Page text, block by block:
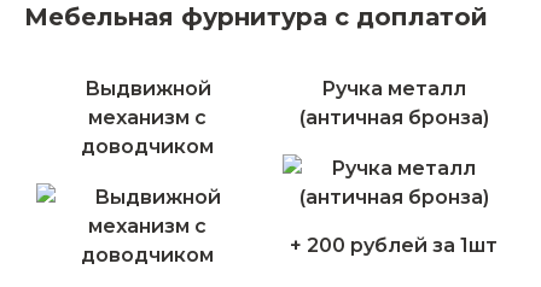
Мебельная фурнитура с доплатой
Выдвижной
механизм с
доводчиком
Ручка металл
(античная бронза)
+ 200 рублей за 1шт